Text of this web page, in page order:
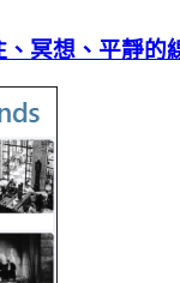
、冥想、平靜的